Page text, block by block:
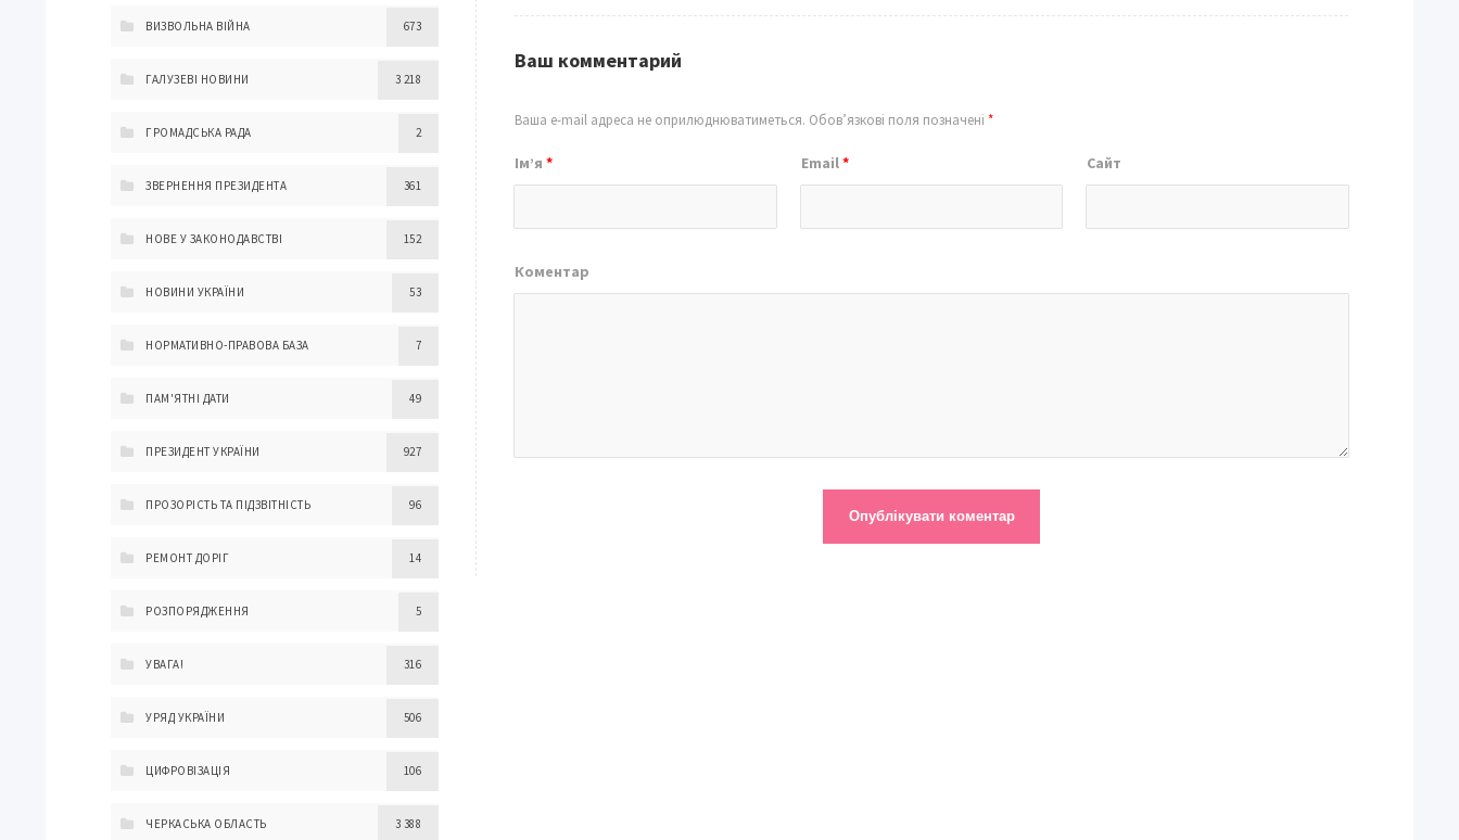
Ваш комментарий
Ваша e-mail адреса не оприлюднюватиметься. Обов’язкові поля позначені*
Ім’я* Email* Сайт
Коментар
ВИЗВОЛЬНА ВІЙНА 673
ГАЛУЗЕВІ НОВИНИ 3 218
ГРОМАДСЬКА РАДА 2
ЗВЕРНЕННЯ ПРЕЗИДЕНТА 361
НОВЕ У ЗАКОНОДАВСТВІ 152
НОВИНИ УКРАЇНИ 53
НОРМАТИВНО-ПРАВОВА БАЗА 7
ПАМ'ЯТНІ ДАТИ 49
ПРЕЗИДЕНТ УКРАЇНИ 927
ПРОЗОРІСТЬ ТА ПІДЗВІТНІСТЬ 96
РЕМОНТ ДОРІГ 14
РОЗПОРЯДЖЕННЯ 5
УВАГА! 316
УРЯД УКРАЇНИ 506
ЦИФРОВІЗАЦІЯ 106
ЧЕРКАСЬКА ОБЛАСТЬ 3 388